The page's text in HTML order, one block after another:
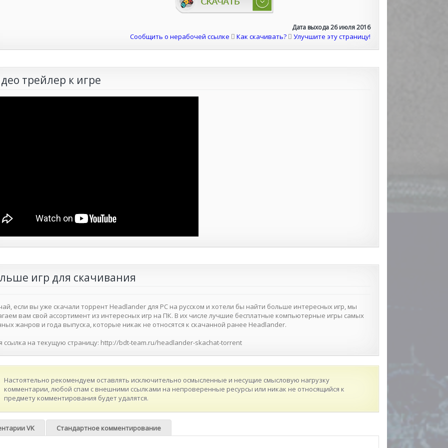
Дата выхода 26 июля 2016
Сообщить о нерабочей ссылке Как скачивать? Улучшите эту страницу!
трейлер к игре
игр для скачивания
если вы уже скачали торрент Headlander для PC на русском и хотели бы найти больше интересных игр, мы
вам свой ассортимент из интересных игр на ПК. В их числе лучшие бесплатные компьютерные игры самых
жанров и года выпуска, которые никак не относятся к скачанной ранее Headlander.
ссылка на текущую страницу: http://bdt-team.ru/headlander-skachat-torrent
Настоятельно рекомендуем оставлять исключительно осмысленные и несущие смысловую нагрузку
комментарии, любой спам с внешними ссылками на непроверенные ресурсы или никак не относящийся к
предмету комментирования будет удалятся.
VK Стандартное комментирование